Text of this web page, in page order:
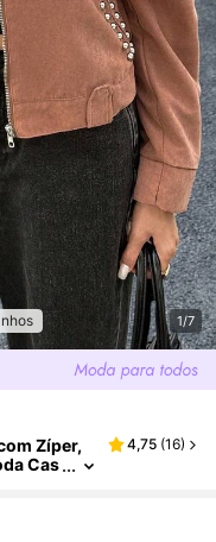
1/7
Zíper,
Cas
4,75 (16)